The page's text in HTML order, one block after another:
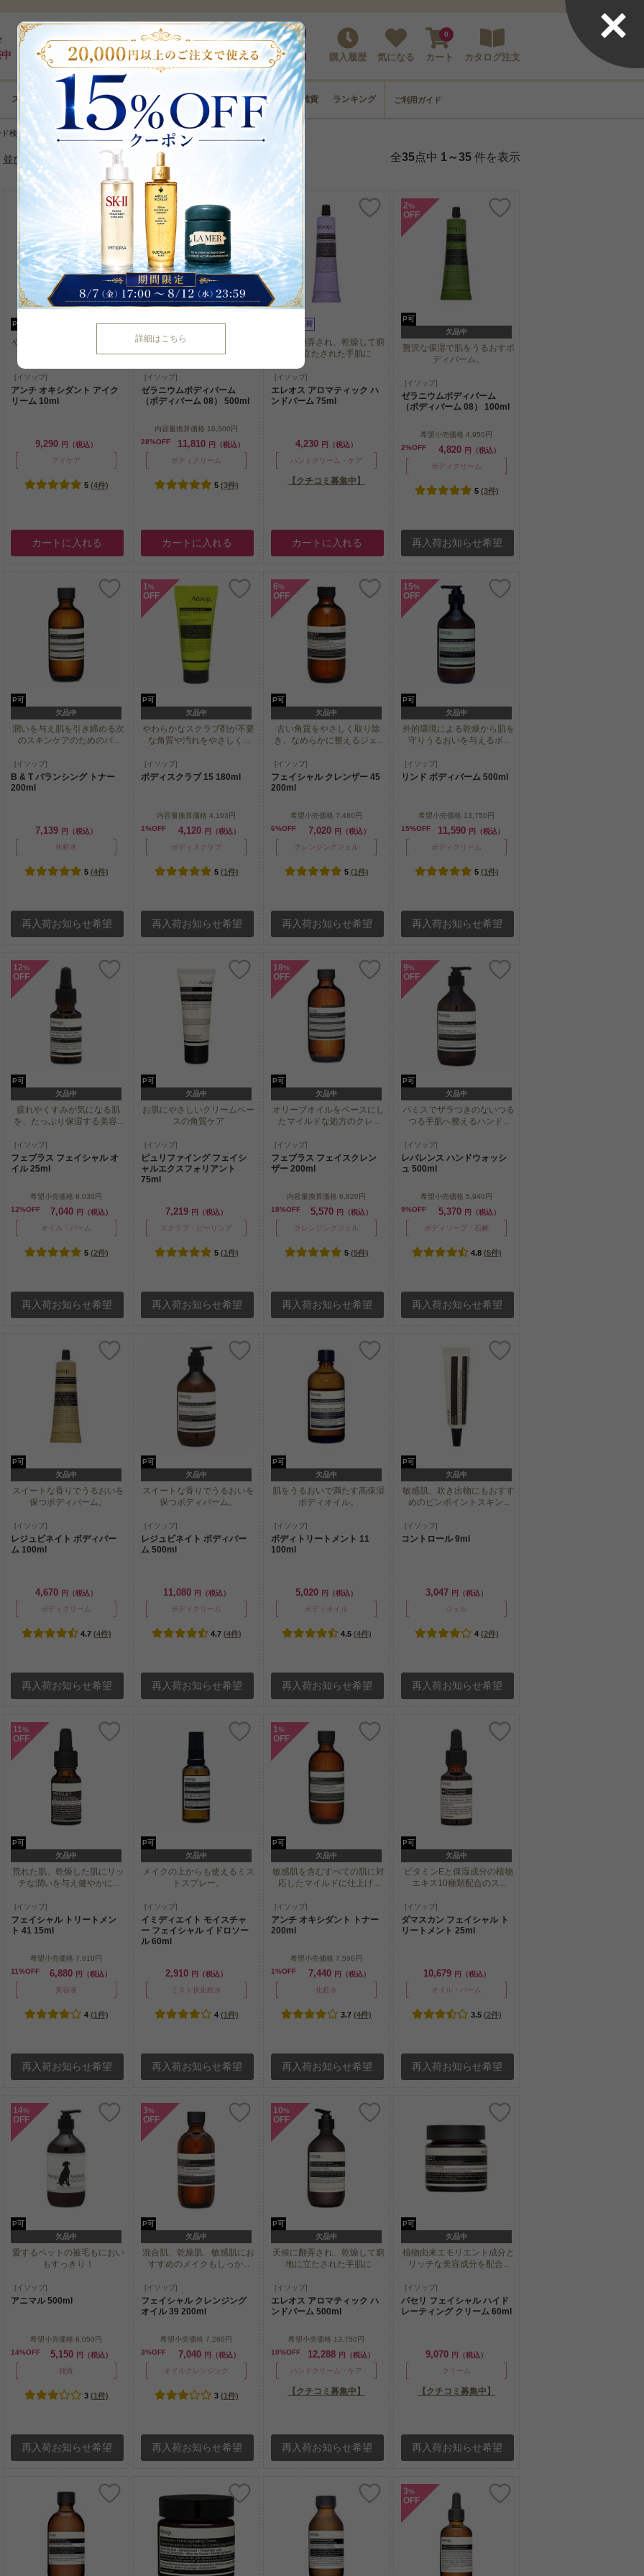
最大5%pt還元｜最短3日｜8,000円以上全国送料無料
ログイン
新規登録 購入履歴 気になる カート
0
カタログ注文
スキンケア メイクアップ ボディケア ヘアケア コフレ･雑貨 ランキング ご利用ガイド
詳細はこちら
×
検索の結果
並び替え 全35点中 1～35 件を表示
P可
やさしい処方でデリケートな
目元にリッチな潤いと保...
やさしい処方でデリケートな
目元にリッチな潤いと保...
[イソップ]
アンチ オキシダント アイク
リーム 10ml
9,290 円（税込）
アイケア
5 (4件)
カートに入れる
28 %
OFF
P可 残り1点
贅沢な保湿で肌をうるおすボ
ディバーム。
贅沢な保湿で肌をうるおすボ
ディバーム。
[イソップ]
ゼラニウムボディバーム
（ボディバーム 08） 500ml
内容量換算価格 16,500円
28%OFF
11,810 円（税込）
ボディクリーム
5 (3件)
カートに入れる
再入荷
天候に翻弄され、乾燥して窮
地に立たされた手肌に
天候に翻弄され、乾燥して窮
地に立たされた手肌に
[イソップ]
エレオス アロマティック ハ
ンドバーム 75ml
4,230 円（税込）
ハンドクリーム・ケア
【クチコミ募集中】
カートに入れる
2%
OFF
P可
欠品中
贅沢な保湿で肌をうるおすボ
ディバーム。
贅沢な保湿で肌をうるおすボ
ディバーム。
[イソップ]
ゼラニウムボディバーム
（ボディバーム 08） 100ml
希望小売価格 4,950円
2%OFF
4,820 円（税込）
ボディクリーム
5 (3件)
再入荷お知らせ希望
P可
欠品中
潤いを与え肌を引き締める次
のスキンケアのためのバ...
潤いを与え肌を引き締める次
のスキンケアのためのバ...
[イソップ]
B & T バランシング トナー
200ml
7,139 円（税込）
化粧水
5 (4件)
再入荷お知らせ希望
1%
OFF
P可
欠品中
やわらかなスクラブ剤が不要
な角質や汚れをやさしく...
やわらかなスクラブ剤が不要
な角質や汚れをやさしく...
[イソップ]
ボディスクラブ 15 180ml
内容量換算価格 4,193円
1%OFF
4,120 円（税込）
ボディスクラブ
5 (1件)
再入荷お知らせ希望
6%
OFF
P可
欠品中
古い角質をやさしく取り除
き、なめらかに整えるジェ...
古い角質をやさしく取り除
き、なめらかに整えるジェ...
[イソップ]
フェイシャル クレンザー 45
200ml
希望小売価格 7,480円
6%OFF
7,020 円（税込）
クレンジングジェル
5 (1件)
再入荷お知らせ希望
15%
OFF
P可
欠品中
外的環境による乾燥から肌を
守りうるおいを与えるボ...
外的環境による乾燥から肌を
守りうるおいを与えるボ...
[イソップ]
リンド ボディバーム 500ml
希望小売価格 13,750円
15%OFF
11,590 円（税込）
ボディクリーム
5 (1件)
再入荷お知らせ希望
12%
OFF
P可
欠品中
疲れやくすみが気になる肌
を、たっぷり保湿する美容...
疲れやくすみが気になる肌
を、たっぷり保湿する美容...
[イソップ]
フェブラス フェイシャル オ
イル 25ml
希望小売価格 8,030円
12%OFF
7,040 円（税込）
オイル・バーム
5 (2件)
再入荷お知らせ希望
P可
欠品中
お肌にやさしいクリームベー
スの角質ケア
お肌にやさしいクリームベー
スの角質ケア
[イソップ]
ピュリファイング フェイシ
ャルエクスフォリアント
75ml
7,219 円（税込）
スクラブ・ピーリング
5 (1件)
再入荷お知らせ希望
18%
OFF
P可
欠品中
オリーブオイルをベースにし
たマイルドな処方のクレ...
オリーブオイルをベースにし
たマイルドな処方のクレ...
[イソップ]
フェブラス フェイスクレン
ザー 200ml
内容量換算価格 6,820円
18%OFF
5,570 円（税込）
クレンジングジェル
5 (5件)
再入荷お知らせ希望
9%
OFF
P可
欠品中
パミスでザラつきのないつる
つる手肌へ整えるハンド...
パミスでザラつきのないつる
つる手肌へ整えるハンド...
[イソップ]
レバレンス ハンドウォッシ
ュ 500ml
希望小売価格 5,940円
9%OFF
5,370 円（税込）
ボディソープ・石鹸
4.8 (5件)
再入荷お知らせ希望
P可
欠品中
スイートな香りでうるおいを
保つボディバーム。
スイートな香りでうるおいを
保つボディバーム。
[イソップ]
レジュビネイト ボディバー
ム 100ml
4,670 円（税込）
ボディクリーム
4.7 (4件)
再入荷お知らせ希望
P可
欠品中
スイートな香りでうるおいを
保つボディバーム。
スイートな香りでうるおいを
保つボディバーム。
[イソップ]
レジュビネイト ボディバー
ム 500ml
11,080 円（税込）
ボディクリーム
4.7 (4件)
再入荷お知らせ希望
P可
欠品中
肌をうるおいで満たす高保湿
ボディオイル。
肌をうるおいで満たす高保湿
ボディオイル。
[イソップ]
ボディトリートメント 11
100ml
5,020 円（税込）
ボディオイル
4.5 (4件)
再入荷お知らせ希望
P可
欠品中
敏感肌、吹き出物にもおすす
めのピンポイントスキン...
敏感肌、吹き出物にもおすす
めのピンポイントスキン...
[イソップ]
コントロール 9ml
3,047 円（税込）
ジェル
4 (2件)
再入荷お知らせ希望
11%
OFF
P可
欠品中
荒れた肌、乾燥した肌にリッ
チな潤いを与え健やかに...
荒れた肌、乾燥した肌にリッ
チな潤いを与え健やかに...
[イソップ]
フェイシャル トリートメン
ト 41 15ml
希望小売価格 7,810円
11%OFF
6,880 円（税込）
美容液
4 (1件)
再入荷お知らせ希望
P可
欠品中
メイクの上からも使えるミス
トスプレー。
メイクの上からも使えるミス
トスプレー。
[イソップ]
イミディエイト モイスチャ
ー フェイシャル イドロソー
ル 60ml
2,910 円（税込）
ミスト状化粧水
4 (1件)
再入荷お知らせ希望
1%
OFF
P可
欠品中
敏感肌を含むすべての肌に対
応したマイルドに仕上げ...
敏感肌を含むすべての肌に対
応したマイルドに仕上げ...
[イソップ]
アンチ オキシダント トナー
200ml
希望小売価格 7,590円
1%OFF
7,440 円（税込）
化粧水
3.7 (4件)
再入荷お知らせ希望
P可
欠品中
ビタミンEと保湿成分の植物
エキス10種類配合のス...
ビタミンEと保湿成分の植物
エキス10種類配合のス...
[イソップ]
ダマスカン フェイシャル ト
リートメント 25ml
10,679 円（税込）
オイル・バーム
3.5 (2件)
再入荷お知らせ希望
14%
OFF
P可
欠品中
愛するペットの被毛もにおい
もすっきり！
愛するペットの被毛もにおい
もすっきり！
[イソップ]
アニマル 500ml
希望小売価格 6,050円
14%OFF
5,150 円（税込）
雑貨
3 (1件)
再入荷お知らせ希望
3%
OFF
P可
欠品中
混合肌、乾燥肌、敏感肌にお
すすめのメイクもしっか...
混合肌、乾燥肌、敏感肌にお
すすめのメイクもしっか...
[イソップ]
フェイシャル クレンジング
オイル 39 200ml
希望小売価格 7,260円
3%OFF
7,040 円（税込）
オイルクレンジング
3 (1件)
再入荷お知らせ希望
10%
OFF
P可
欠品中
天候に翻弄され、乾燥して窮
地に立たされた手肌に
天候に翻弄され、乾燥して窮
地に立たされた手肌に
[イソップ]
エレオス アロマティック ハ
ンドバーム 500ml
希望小売価格 13,750円
10%OFF
12,288 円（税込）
ハンドクリーム・ケア
【クチコミ募集中】
再入荷お知らせ希望
P可
欠品中
植物由来エモリエント成分と
リッチな美容成分を配合...
植物由来エモリエント成分と
リッチな美容成分を配合...
[イソップ]
パセリ フェイシャル ハイド
レーティング クリーム 60ml
9,070 円（税込）
クリーム
【クチコミ募集中】
再入荷お知らせ希望
3%
OFF